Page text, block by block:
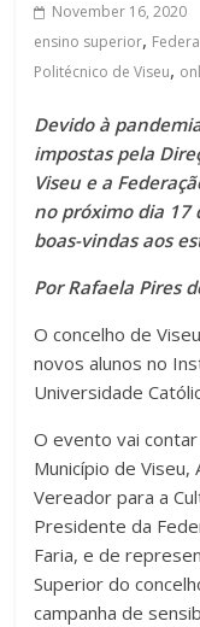
November 16, 2020
ensino superior,
Politécnico de Viseu,
Devido à
impostas pela
Viseu e a
no próximo dia 17
boas-vindas aos
Por Rafaela Pires
O concelho de
novos alunos no
Universidade
O evento vai
Município de
Vereador para a
Presidente da
Faria, e de
Superior do
campanha de